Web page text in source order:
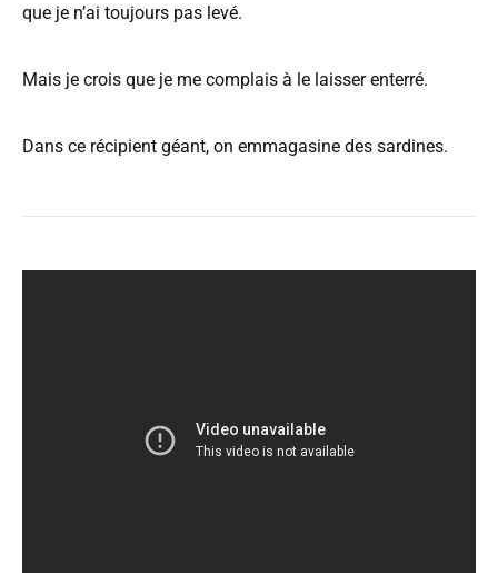
que je n’ai toujours pas levé.
Mais je crois que je me complais à le laisser enterré.
Dans ce récipient géant, on emmagasine des sardines.